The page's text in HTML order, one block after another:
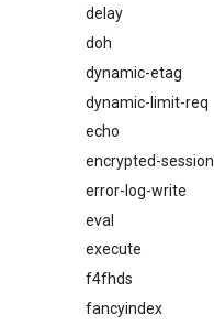
delay
doh
dynamic-etag
dynamic-limit-req
echo
encrypted-session
error-log-write
eval
execute
f4fhds
fancyindex